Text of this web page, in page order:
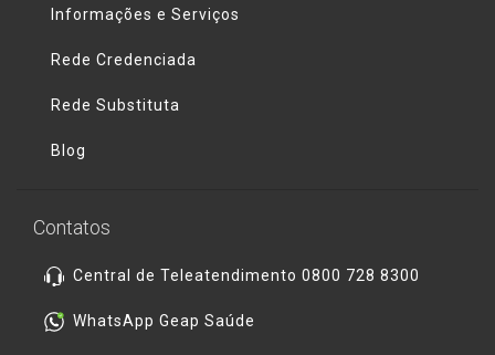
Informações e Serviços
Rede Credenciada
Rede Substituta
Blog
Contatos
Central de Teleatendimento 0800 728 8300
WhatsApp Geap Saúde